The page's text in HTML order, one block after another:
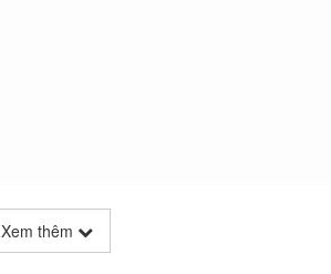
Xem thêm